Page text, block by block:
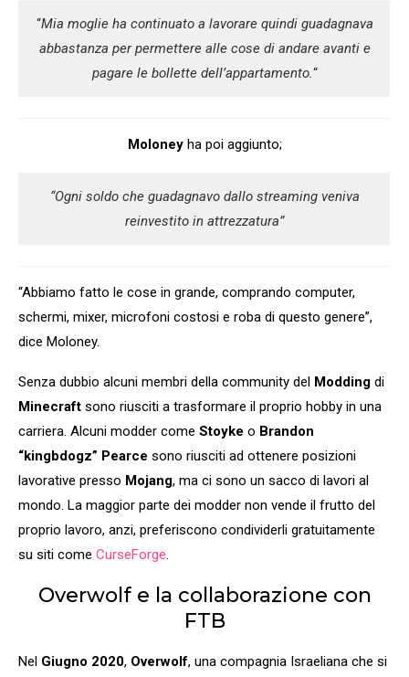
“Mia moglie ha continuato a lavorare quindi guadagnava
abbastanza per permettere alle cose di andare avanti e
pagare le bollette dell’appartamento.“
Moloneyha poi aggiunto;
“Ogni soldo che guadagnavo dallo streaming veniva
reinvestito in attrezzatura”
“Abbiamo fatto le cose in grande, comprando computer,
schermi, mixer, microfoni costosi e roba di questo genere”,
dice Moloney.
Senza dubbio alcuni membri della community del Modding di
Minecraft sono riusciti a trasformare il proprio hobby in una
carriera. Alcuni modder come Stoyke o Brandon
“kingbdogz” Pearce sono riusciti ad ottenere posizioni
lavorative presso Mojang, ma ci sono un sacco di lavori al
mondo. La maggior parte dei modder non vende il frutto del
proprio lavoro, anzi, preferiscono condividerli gratuitamente
su siti come CurseForge.
Overwolf e la collaborazione con
FTB
Nel Giugno 2020, Overwolf, una compagnia Israeliana che si